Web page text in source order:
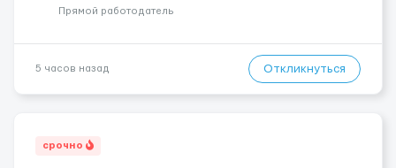
сис...Прямой работодатель
5 часов назад Откликнуться
срочно